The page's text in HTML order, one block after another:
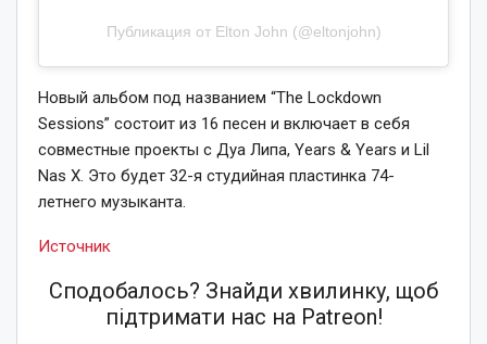
Публикация от Elton John (@eltonjohn)
Новый альбом под названием “The Lockdown
Sessions” состоит из 16 песен и включает в себя
совместные проекты с Дуа Липа, Years & Years и Lil
Nas X. Это будет 32-я студийная пластинка 74-
летнего музыканта.
Источник
Сподобалось? Знайди хвилинку, щоб
підтримати нас на Patreon!